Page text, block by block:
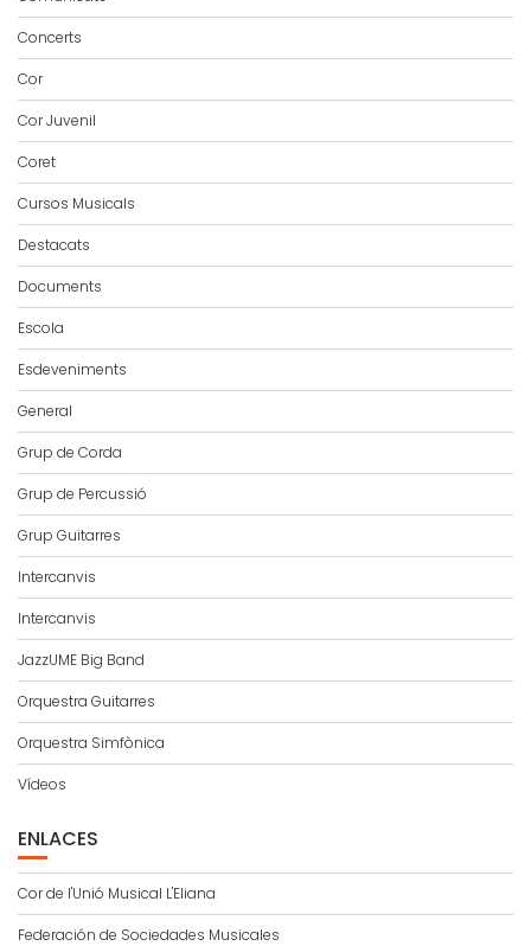
Concerts
Cor
Cor Juvenil
Coret
Cursos Musicals
Destacats
Documents
Escola
Esdeveniments
General
Grup de Corda
Grup de Percussió
Grup Guitarres
Intercanvis
Intercanvis
JazzUME Big Band
Orquestra Guitarres
Orquestra Simfònica
Vídeos
ENLACES
Cor de l'Unió Musical L'Eliana
Federación de Sociedades Musicales